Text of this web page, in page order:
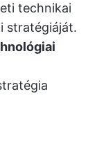
technikai
stratégiáját.